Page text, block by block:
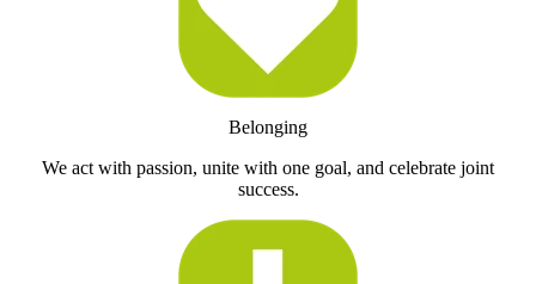
Belonging
We act with passion, unite with one goal, and celebrate joint
success.